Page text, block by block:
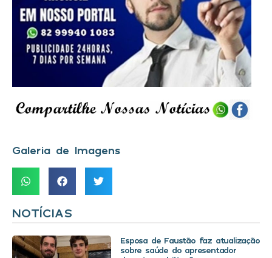
Galeria de Imagens
NOTÍCIAS
Esposa de Faustão faz atualização
sobre saúde do apresentador